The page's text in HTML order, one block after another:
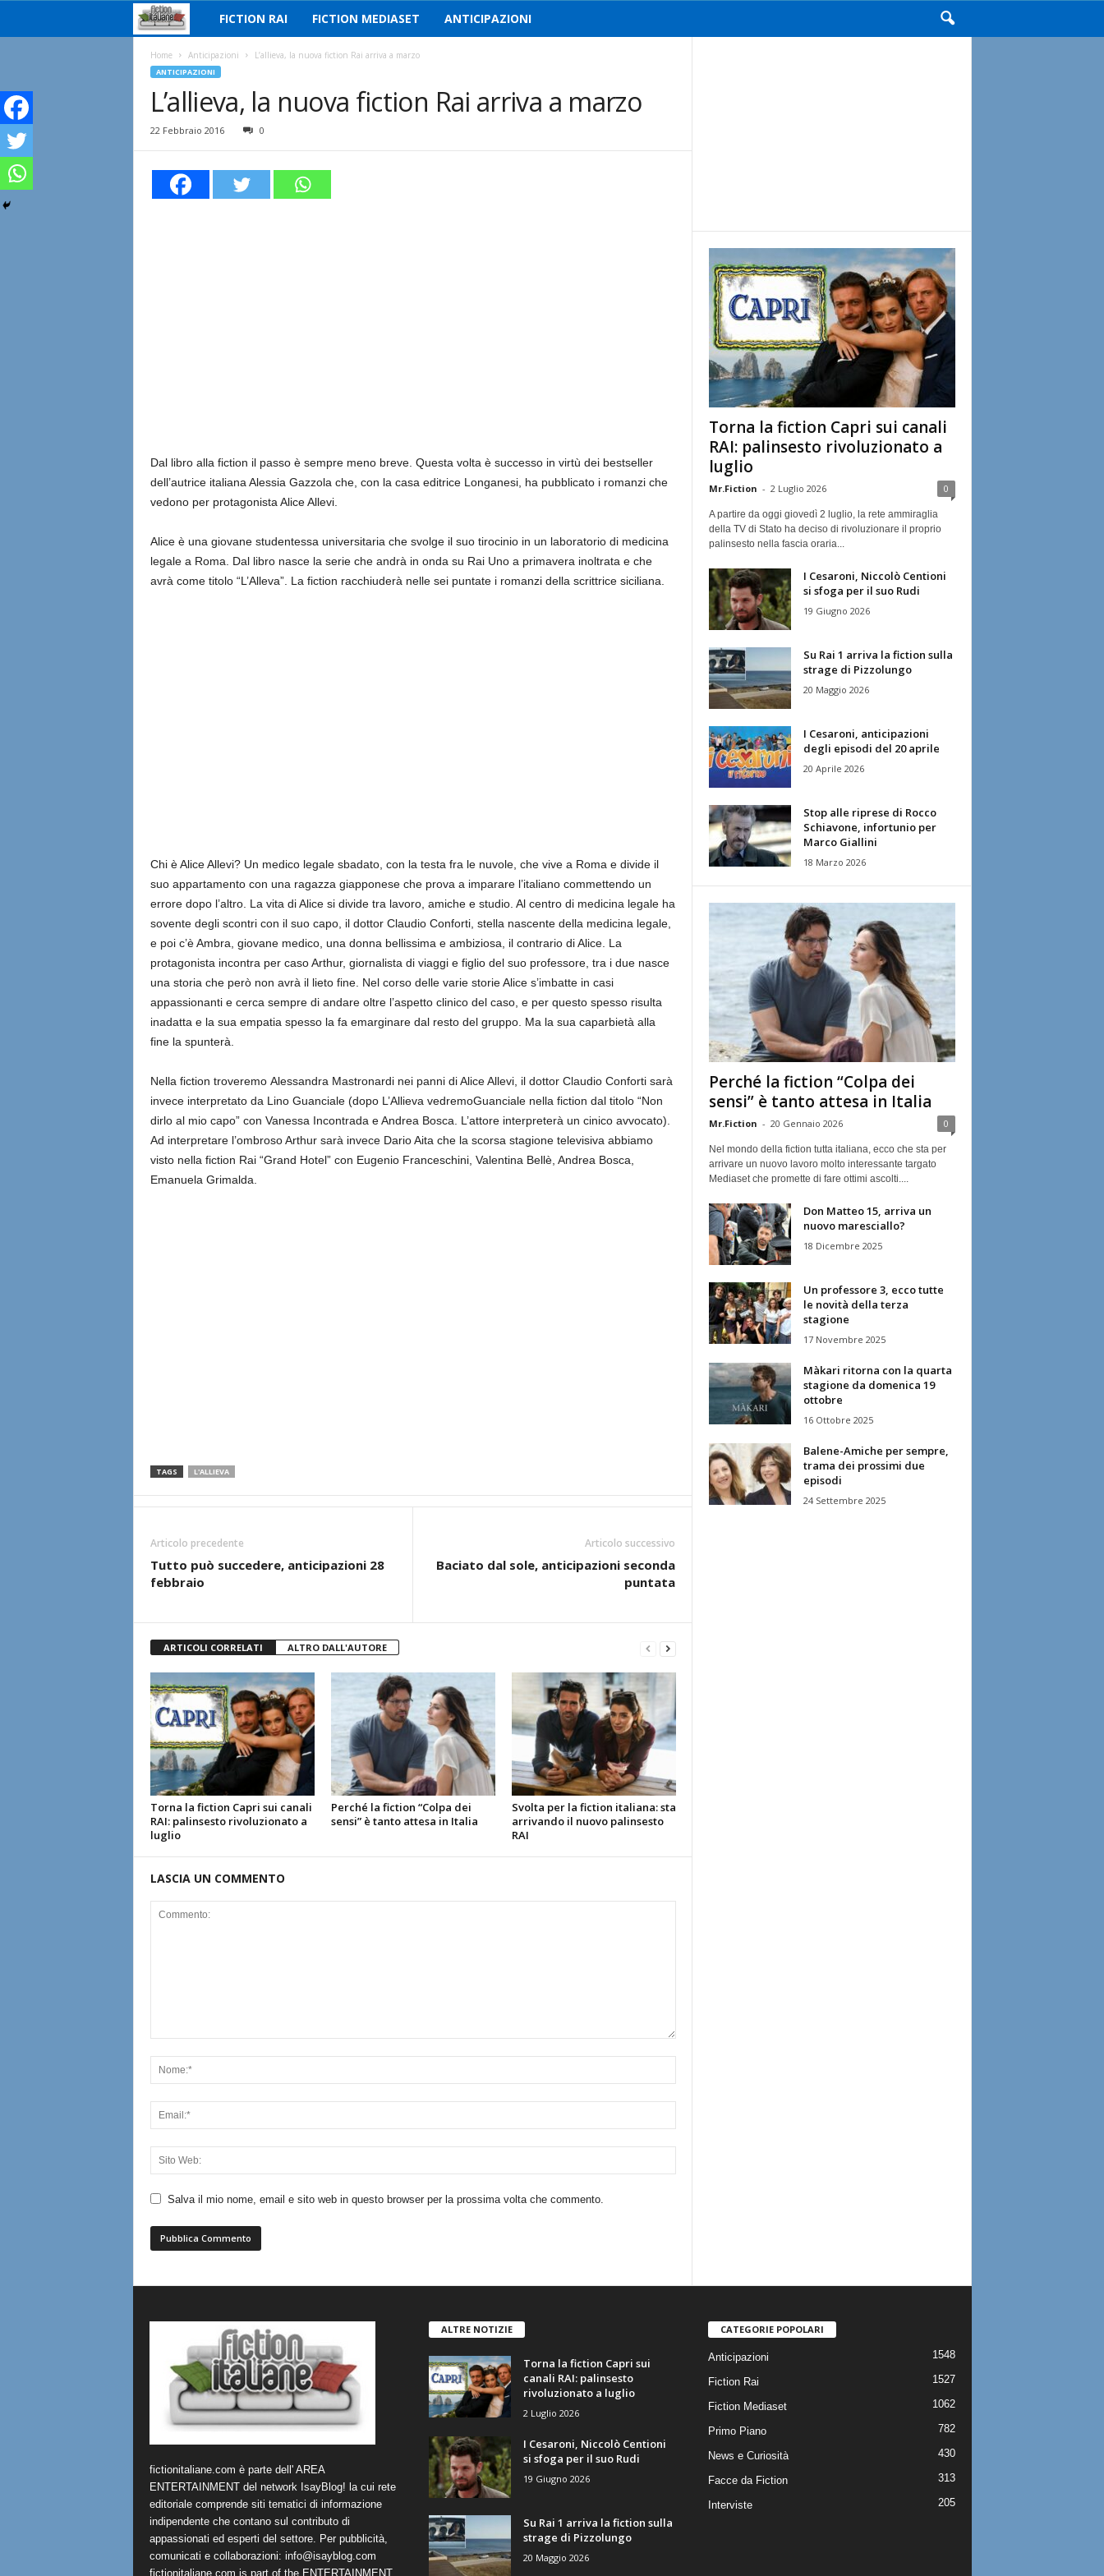
i
t
o
n
FICTION RAI FICTION MEDIASET ANTICIPAZIONI
Home Anticipazioni L’allieva, la nuova fiction Rai arriva a marzo
ANTICIPAZIONI
L’allieva, la nuova fiction Rai arriva a marzo
22 Febbraio 2016 0
Dal libro alla fiction il passo è sempre meno breve. Questa volta è successo in virtù dei bestseller
dell’autrice italiana Alessia Gazzola che, con la casa editrice Longanesi, ha pubblicato i romanzi che
vedono per protagonista Alice Allevi.
Alice è una giovane studentessa universitaria che svolge il suo tirocinio in un laboratorio di medicina
legale a Roma. Dal libro nasce la serie che andrà in onda su Rai Uno a primavera inoltrata e che
avrà come titolo “L’Alleva”. La fiction racchiuderà nelle sei puntate i romanzi della scrittrice siciliana.
Chi è Alice Allevi? Un medico legale sbadato, con la testa fra le nuvole, che vive a Roma e divide il
suo appartamento con una ragazza giapponese che prova a imparare l’italiano commettendo un
errore dopo l’altro. La vita di Alice si divide tra lavoro, amiche e studio. Al centro di medicina legale ha
sovente degli scontri con il suo capo, il dottor Claudio Conforti, stella nascente della medicina legale,
e poi c’è Ambra, giovane medico, una donna bellissima e ambiziosa, il contrario di Alice. La
protagonista incontra per caso Arthur, giornalista di viaggi e figlio del suo professore, tra i due nasce
una storia che però non avrà il lieto fine. Nel corso delle varie storie Alice s’imbatte in casi
appassionanti e cerca sempre di andare oltre l’aspetto clinico del caso, e per questo spesso risulta
inadatta e la sua empatia spesso la fa emarginare dal resto del gruppo. Ma la sua caparbietà alla
fine la spunterà.
Nella fiction troveremo Alessandra Mastronardi nei panni di Alice Allevi, il dottor Claudio Conforti sarà
invece interpretato da Lino Guanciale (dopo L’Allieva vedremoGuanciale nella fiction dal titolo “Non
dirlo al mio capo” con Vanessa Incontrada e Andrea Bosca. L’attore interpreterà un cinico avvocato).
Ad interpretare l’ombroso Arthur sarà invece Dario Aita che la scorsa stagione televisiva abbiamo
visto nella fiction Rai “Grand Hotel” con Eugenio Franceschini, Valentina Bellè, Andrea Bosca,
Emanuela Grimalda.
TAGS L'ALLIEVA
Articolo precedente
Tutto può succedere, anticipazioni 28
febbraio
Articolo successivo
Baciato dal sole, anticipazioni seconda
puntata
ARTICOLI CORRELATI ALTRO DALL'AUTORE
Torna la fiction Capri sui canali
RAI: palinsesto rivoluzionato a
luglio
Perché la fiction “Colpa dei
sensi” è tanto attesa in Italia
Svolta per la fiction italiana: sta
arrivando il nuovo palinsesto
RAI
LASCIA UN COMMENTO
Salva il mio nome, email e sito web in questo browser per la prossima volta che commento.
Torna la fiction Capri sui canali
RAI: palinsesto rivoluzionato a
luglio
Mr.Fiction - 2 Luglio 2026 0
A partire da oggi giovedì 2 luglio, la rete ammiraglia
della TV di Stato ha deciso di rivoluzionare il proprio
palinsesto nella fascia oraria...
I Cesaroni, Niccolò Centioni
si sfoga per il suo Rudi
19 Giugno 2026
Su Rai 1 arriva la fiction sulla
strage di Pizzolungo
20 Maggio 2026
I Cesaroni, anticipazioni
degli episodi del 20 aprile
20 Aprile 2026
Stop alle riprese di Rocco
Schiavone, infortunio per
Marco Giallini
18 Marzo 2026
Perché la fiction “Colpa dei
sensi” è tanto attesa in Italia
Mr.Fiction - 20 Gennaio 2026 0
Nel mondo della fiction tutta italiana, ecco che sta per
arrivare un nuovo lavoro molto interessante targato
Mediaset che promette di fare ottimi ascolti....
Don Matteo 15, arriva un
nuovo maresciallo?
18 Dicembre 2025
Un professore 3, ecco tutte
le novità della terza
stagione
17 Novembre 2025
Màkari ritorna con la quarta
stagione da domenica 19
ottobre
16 Ottobre 2025
Balene-Amiche per sempre,
trama dei prossimi due
episodi
24 Settembre 2025
fictionitaliane.com è parte dell' AREA
ENTERTAINMENT del network IsayBlog! la cui rete
editoriale comprende siti tematici di informazione
indipendente che contano sul contributo di
appassionati ed esperti del settore. Per pubblicità,
comunicati e collaborazioni: info@isayblog.com
fictionitaliane.com is part of the ENTERTAINMENT
ALTRE NOTIZIE
Torna la fiction Capri sui
canali RAI: palinsesto
rivoluzionato a luglio
2 Luglio 2026
I Cesaroni, Niccolò Centioni
si sfoga per il suo Rudi
19 Giugno 2026
Su Rai 1 arriva la fiction sulla
strage di Pizzolungo
20 Maggio 2026
CATEGORIE POPOLARI
Anticipazioni 1548
Fiction Rai 1527
Fiction Mediaset 1062
Primo Piano 782
News e Curiosità 430
Facce da Fiction 313
Interviste 205